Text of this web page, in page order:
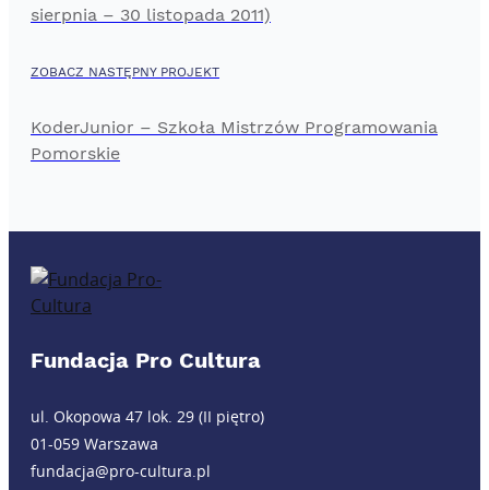
sierpnia – 30 listopada 2011)
ZOBACZ NASTĘPNY PROJEKT
KoderJunior – Szkoła Mistrzów Programowania
Pomorskie
Fundacja Pro Cultura
ul. Okopowa 47 lok. 29 (II piętro)
01-059 Warszawa
fundacja@pro-cultura.pl